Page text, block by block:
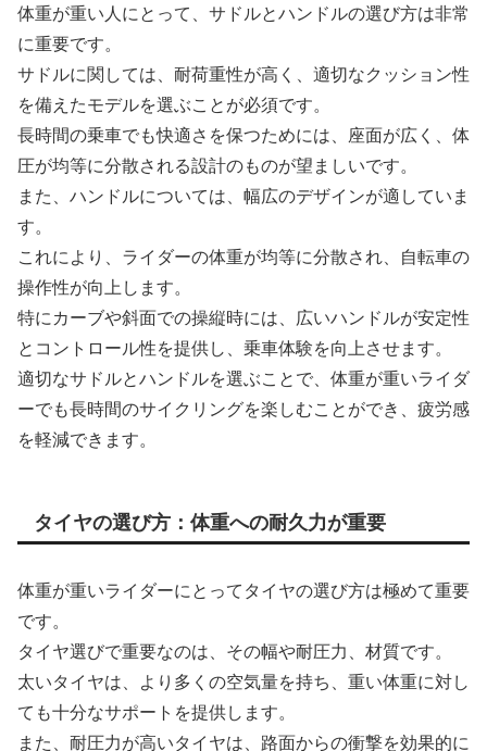
体重が重い人にとって、サドルとハンドルの選び方は非常
に重要です。
サドルに関しては、耐荷重性が高く、適切なクッション性
を備えたモデルを選ぶことが必須です。
長時間の乗車でも快適さを保つためには、座面が広く、体
圧が均等に分散される設計のものが望ましいです。
また、ハンドルについては、幅広のデザインが適していま
す。
これにより、ライダーの体重が均等に分散され、自転車の
操作性が向上します。
特にカーブや斜面での操縦時には、広いハンドルが安定性
とコントロール性を提供し、乗車体験を向上させます。
適切なサドルとハンドルを選ぶことで、体重が重いライダ
ーでも長時間のサイクリングを楽しむことができ、疲労感
を軽減できます。
タイヤの選び方：体重への耐久力が重要
体重が重いライダーにとってタイヤの選び方は極めて重要
です。
タイヤ選びで重要なのは、その幅や耐圧力、材質です。
太いタイヤは、より多くの空気量を持ち、重い体重に対し
ても十分なサポートを提供します。
また、耐圧力が高いタイヤは、路面からの衝撃を効果的に